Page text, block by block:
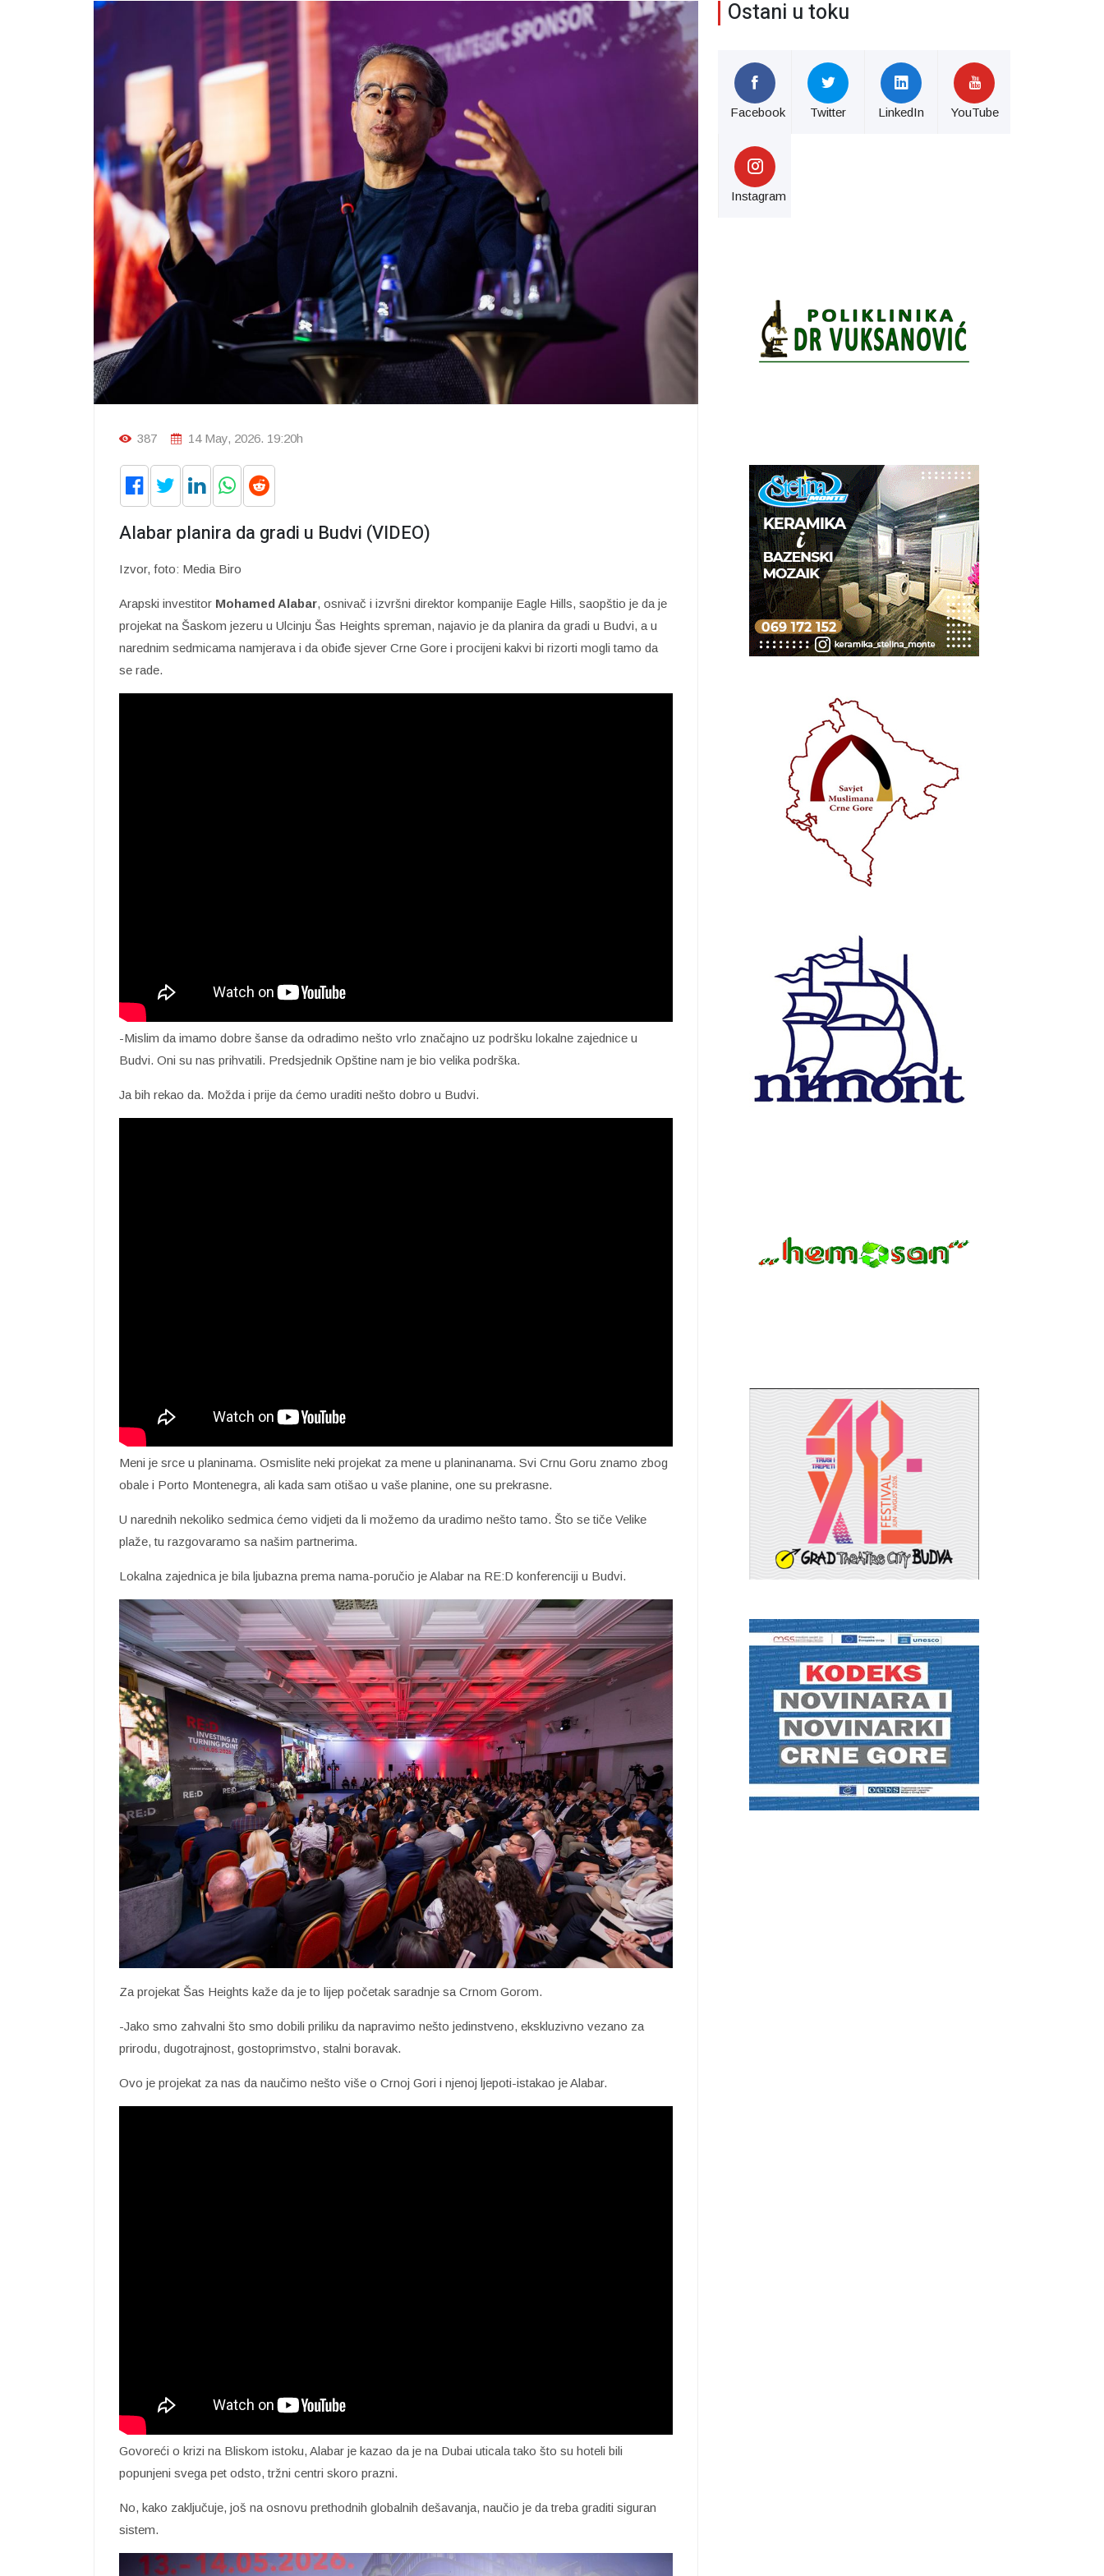
387 14 May, 2026. 19:20h
Alabar planira da gradi u Budvi (VIDEO)
Izvor, foto: Media Biro
Arapski investitor Mohamed Alabar, osnivač i izvršni direktor kompanije Eagle Hills, saopštio je da je
projekat na Šaskom jezeru u Ulcinju Šas Heights spreman, najavio je da planira da gradi u Budvi, a u
narednim sedmicama namjerava i da obiđe sjever Crne Gore i procijeni kakvi bi rizorti mogli tamo da
se rade.
-Mislim da imamo dobre šanse da odradimo nešto vrlo značajno uz podršku lokalne zajednice u
Budvi. Oni su nas prihvatili. Predsjednik Opštine nam je bio velika podrška.
Ja bih rekao da. Možda i prije da ćemo uraditi nešto dobro u Budvi.
Meni je srce u planinama. Osmislite neki projekat za mene u planinanama. Svi Crnu Goru znamo zbog
obale i Porto Montenegra, ali kada sam otišao u vaše planine, one su prekrasne.
U narednih nekoliko sedmica ćemo vidjeti da li možemo da uradimo nešto tamo. Što se tiče Velike
plaže, tu razgovaramo sa našim partnerima.
Lokalna zajednica je bila ljubazna prema nama-poručio je Alabar na RE:D konferenciji u Budvi.
Za projekat Šas Heights kaže da je to lijep početak saradnje sa Crnom Gorom.
-Jako smo zahvalni što smo dobili priliku da napravimo nešto jedinstveno, ekskluzivno vezano za
prirodu, dugotrajnost, gostoprimstvo, stalni boravak.
Ovo je projekat za nas da naučimo nešto više o Crnoj Gori i njenoj ljepoti-istakao je Alabar.
Govoreći o krizi na Bliskom istoku, Alabar je kazao da je na Dubai uticala tako što su hoteli bili
popunjeni svega pet odsto, tržni centri skoro prazni.
No, kako zaključuje, još na osnovu prethodnih globalnih dešavanja, naučio je da treba graditi siguran
sistem.
Ostani u toku
Facebook Twitter LinkedIn YouTube
Instagram